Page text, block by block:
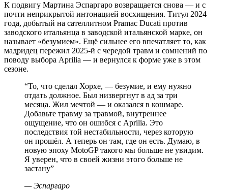
К подвигу Мартина Эспаргаро возвращается снова — и с
почти неприкрытой интонацией восхищения. Титул 2024
года, добытый на сателлитном Pramac Ducati против
заводского итальянца в заводской итальянской марке, он
называет «безумием». Ещё сильнее его впечатляет то, как
мадридец пережил 2025-й с чередой травм и сомнений по
поводу выбора Aprilia — и вернулся к форме уже в этом
сезоне.
“То, что сделал Хорхе, — безумие, и ему нужно
отдать должное. Был низвергнут в ад за три
месяца. Жил мечтой — и оказался в кошмаре.
Добавьте травму за травмой, внутреннее
ощущение, что он ошибся с Aprilia. Это
последствия той нестабильности, через которую
он прошёл. А теперь он там, где он есть. Думаю, в
новую эпоху MotoGP такого мы больше не увидим.
Я уверен, что в своей жизни этого больше не
застану”
—Эспаргаро